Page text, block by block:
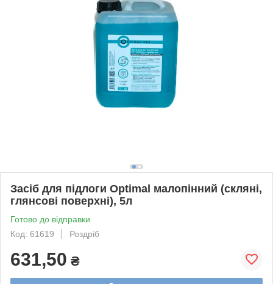
Засіб для підлоги Optimal малопінний (скляні,
глянсові поверхні), 5л
Готово до відправки
Код: 61619
Роздріб
631,50 ₴